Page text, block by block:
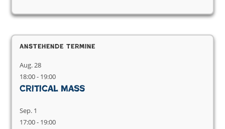
Anstehende Termine
Aug.28
18:00- 19:00
Critical Mass
Sep. 1
17:00- 19:00